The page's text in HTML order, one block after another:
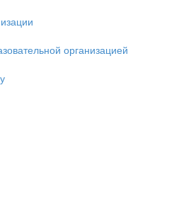
организацией